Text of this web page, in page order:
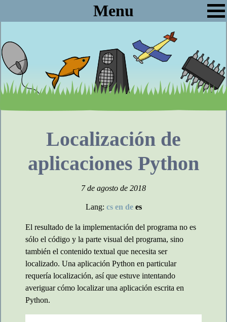
Menu
Localización de
aplicaciones Python
7 de agosto de 2018
Lang: cs en de es
El resultado de la implementación del programa no es
sólo el código y la parte visual del programa, sino
también el contenido textual que necesita ser
localizado. Una aplicación Python en particular
requería localización, así que estuve intentando
averiguar cómo localizar una aplicación escrita en
Python.